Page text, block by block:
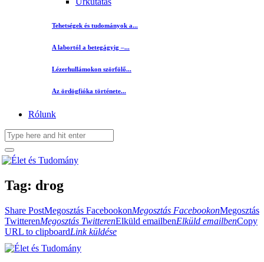
Tehetségek és tudományok a...
A labortól a betegágyig –...
Lézerhullámokon szörfölő...
Az ördögfióka története...
Rólunk
Tag: drog
Share PostMegosztás FacebookonMegosztás FacebookonMegosztás
TwitterenMegosztás TwitterenElküld emailbenElküld emailbenCopy
URL to clipboardLink küldése